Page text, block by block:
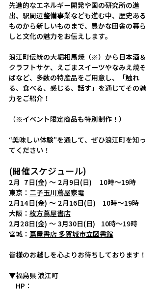
先進的なエネルギー開発や国の研究所の進
出、駅周辺整備事業なども進む中、歴史ある
ものから新しいものまで、 豊かな田舎の暮ら
しと文化の魅力をお伝えします。
浪江町伝統の大堀相馬焼（※）から日本酒＆
クラフトサケ、えごまスイーツやなみえ焼そ
ばなど、多数の特産品をご用意し、「触れ
る、食べる、感じる、話す」を通じてその魅
力をご紹介！
（※イベント限定商品も特別制作！）
“美味しい体験”を通して、ぜひ浪江町を知っ
てください！
(開催スケジュール)
2月  7日(金) ～ 2月9日(日)    10時～19時
東京： 二子玉川蔦屋家電
2月14日(金) ～ 2月16日(日)　10時～19時
大阪： 枚方蔦屋書店
2月28日(金) ～ 3月30日(日)   10時～19時
宮城： 蔦屋書店 多賀城市立図書館
皆様のお越しを心よりお待ちしております！
▼福島県 浪江町
HP：